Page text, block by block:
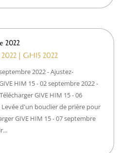
2022
| GH15 2022
2022 - Ajustez-
HIM 15 - 02 septembre 2022 -
GIVE HIM 15 - 06
d'un bouclier de prière pour
GIVE HIM 15 - 07 septembre